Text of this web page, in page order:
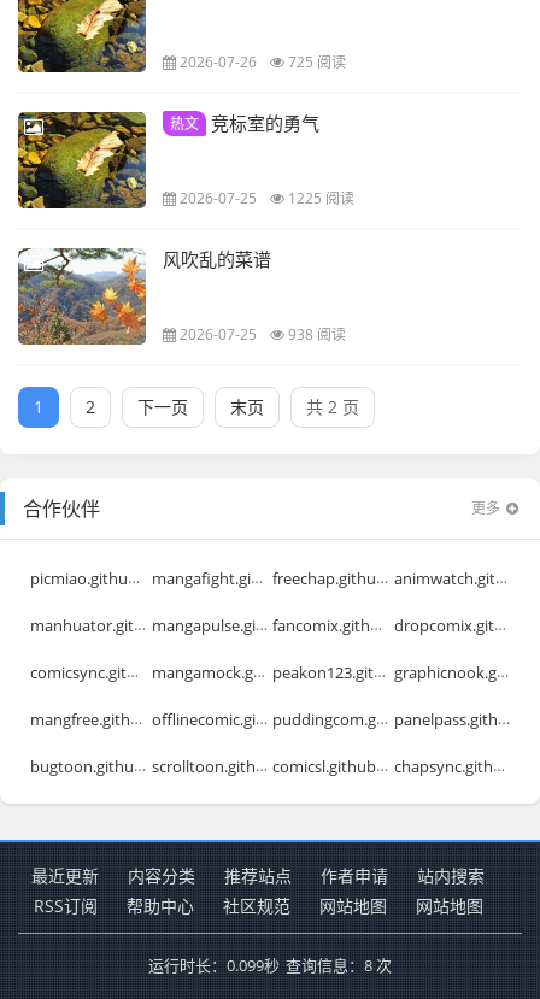
2026-07-26 725 阅读
热文 竞标室的勇气
2026-07-25 1225 阅读
风吹乱的菜谱
2026-07-25 938 阅读
1 2 下一页 末页 共 2 页
合作伙伴 更多
picmiao.github.io mangafight.github.io freechap.github.io animwatch.github.io
manhuator.github.io mangapulse.github.io fancomix.github.io dropcomix.github.io
comicsync.github.io mangamock.github.io peakon123.github.io graphicnook.github.io
mangfree.github.io offlinecomic.github.io puddingcom.github.io panelpass.github.io
bugtoon.github.io scrolltoon.github.io comicsl.github.io chapsync.github.io
最近更新 内容分类 推荐站点 作者申请
站内搜索
RSS订阅
帮助中心 社区规范 网站地图 网站地图
运行时长：0.099秒 查询信息：8 次